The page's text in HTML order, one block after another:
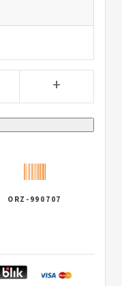
+
ORZ-990707